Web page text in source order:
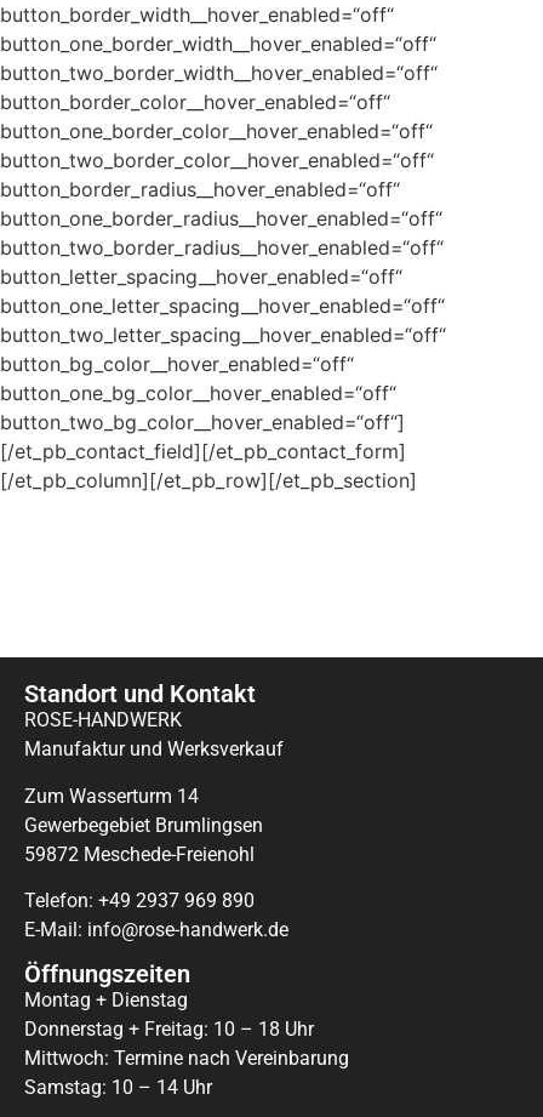
button_border_width__hover_enabled=“off“
button_one_border_width__hover_enabled=“off“
button_two_border_width__hover_enabled=“off“
button_border_color__hover_enabled=“off“
button_one_border_color__hover_enabled=“off“
button_two_border_color__hover_enabled=“off“
button_border_radius__hover_enabled=“off“
button_one_border_radius__hover_enabled=“off“
button_two_border_radius__hover_enabled=“off“
button_letter_spacing__hover_enabled=“off“
button_one_letter_spacing__hover_enabled=“off“
button_two_letter_spacing__hover_enabled=“off“
button_bg_color__hover_enabled=“off“
button_one_bg_color__hover_enabled=“off“
button_two_bg_color__hover_enabled=“off“]
[/et_pb_contact_field][/et_pb_contact_form]
[/et_pb_column][/et_pb_row][/et_pb_section]
Standort und Kontakt
ROSE-HANDWERK
Manufaktur und Werksverkauf
Zum Wasserturm 14
Gewerbegebiet Brumlingsen
59872 Meschede-Freienohl
Telefon: +49 2937 969 890
E-Mail: info@rose-handwerk.de
Öffnungszeiten
Montag + Dienstag
Donnerstag + Freitag: 10 – 18 Uhr
Mittwoch: Termine nach Vereinbarung
Samstag: 10 – 14 Uhr